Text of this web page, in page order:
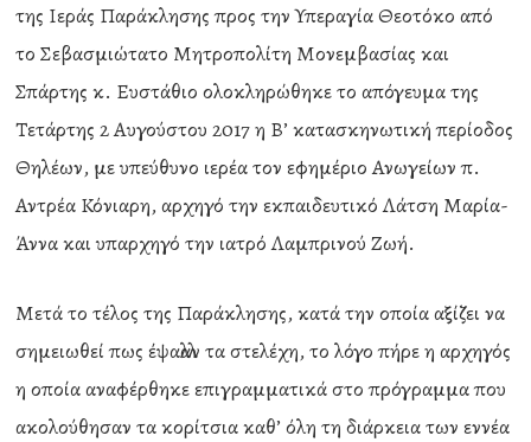
της Ιεράς Παράκλησης προς την Υπεραγία Θεοτόκο από
το Σεβασμιώτατο Μητροπολίτη Μονεμβασίας και
Σπάρτης κ. Ευστάθιο ολοκληρώθηκε το απόγευμα της
Τετάρτης 2 Αυγούστου 2017 η Β’ κατασκηνωτική περίοδος
Θηλέων, με υπεύθυνο ιερέα τον εφημέριο Ανωγείων π.
Αντρέα Κόνιαρη, αρχηγό την εκπαιδευτικό Λάτση Μαρία-
Άννα και υπαρχηγό την ιατρό Λαμπρινού Ζωή.
Μετά το τέλος της Παράκλησης, κατά την οποία αξίζει να
σημειωθεί πως έψαλλαν τα στελέχη, το λόγο πήρε η αρχηγός
η οποία αναφέρθηκε επιγραμματικά στο πρόγραμμα που
ακολούθησαν τα κορίτσια καθ’ όλη τη διάρκεια των εννέα